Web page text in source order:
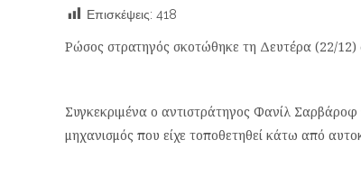
Επισκέψεις: 418
Ρώσος στρατηγός σκοτώθηκε τη Δευτέρα (22/12)
Συγκεκριμένα ο αντιστράτηγος Φανίλ
μηχανισμός που είχε τοποθετηθεί κάτω από